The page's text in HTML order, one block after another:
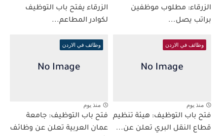
الزرقاء: مطلوب موظفين
براتب يصل...
الزرقاء يفتح باب التوظيف
لكوادر المطاعم...
وظائف في الاردن
منذ يوم
فتح باب التوظيف: هيئة تنظيم
قطاع النقل البري تعلن عن...
وظائف في الاردن
منذ يوم
فتح باب التوظيف: جامعة
عمان العربية تعلن عن وظائف